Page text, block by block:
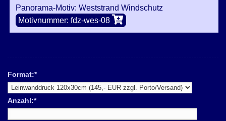
Panorama-Motiv: Weststrand Windschutz
Motivnummer: fdz-wes-08
Format:*
Anzahl:*